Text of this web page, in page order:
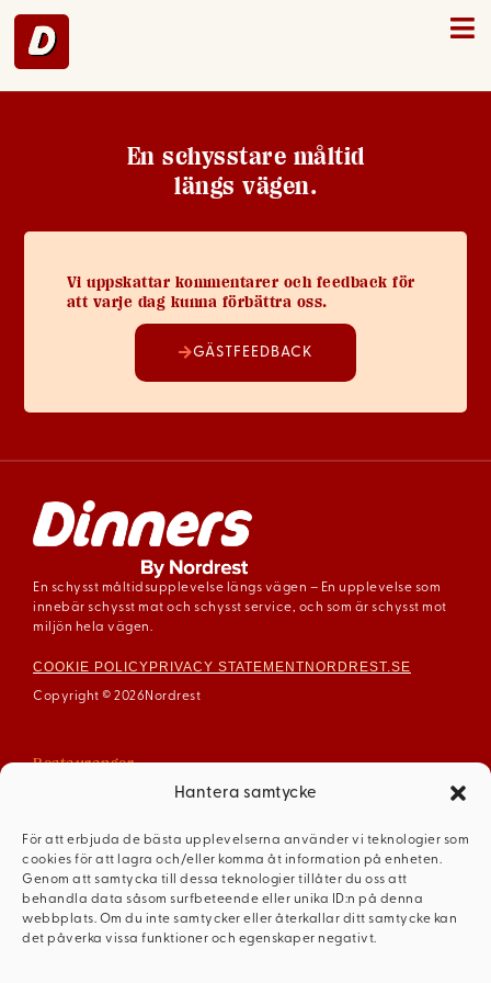
Hantera samtycke
För att erbjuda de bästa upplevelserna använder vi teknologier som
cookies för att lagra och/eller komma åt information på enheten.
Genom att samtycka till dessa teknologier tillåter du oss att
behandla data såsom surfbeteende eller unika ID:n på denna
webbplats. Om du inte samtycker eller återkallar ditt samtycke kan
det påverka vissa funktioner och egenskaper negativt.
Mariestad – 43
En schysstare måltid
längs vägen.
Vi uppskattar kommentarer och feedback för
att varje dag kunna förbättra oss.
GÄSTFEEDBACK
En schysst måltidsupplevelse längs vägen – En upplevelse som
innebär schysst mat och schysst service, och som är schysst mot
miljön hela vägen.
COOKIE POLICY PRIVACY STATEMENT NORDREST.SE
Copyright © 2026 Nordrest
Restauranger
Gävle
Mariestad
Mellerud
Ödeshög